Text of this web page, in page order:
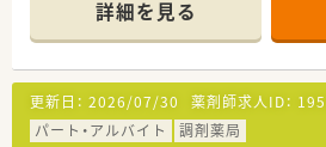
す。
■新卒の受け入れも積極的に行って
いく予定がございます。
■経営も安定しており、長期的に就
す。
■調剤過誤防止システムなど、最新機
詳細を見る
更新日： 2026/07/30 薬剤師求人ID：
パート・アルバイト
調剤薬局